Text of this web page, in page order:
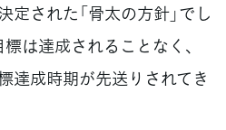
定された「骨太の方針」でし
は達成されることなく、
達成時期が先送りされてき